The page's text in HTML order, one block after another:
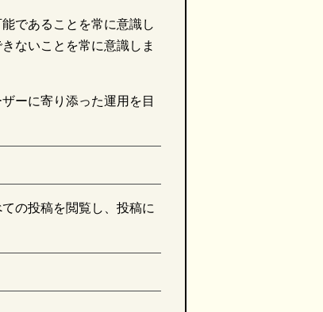
であることを常に意識し
ないことを常に意識しま
ーに寄り添った運用を目
の投稿を閲覧し、投稿に